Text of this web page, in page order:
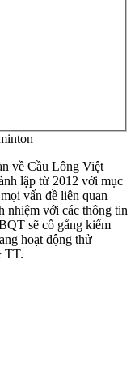
về Cầu Lông Việt
lập từ 2012 với mục
vấn đề liên quan
nhiệm với các thông tin
sẽ cố gắng kiểm
hoạt động thử
TT.